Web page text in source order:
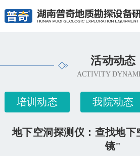
活动动态
ACTIVITY
培训动态 我院动态
地下空洞探测仪：查找地
镜"